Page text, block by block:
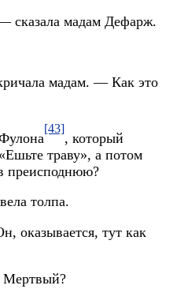
сказала мадам Дефарж.
мадам. — Как это
[43]
, который
траву», а потом
преисподнюю?
толпа.
оказывается, тут как